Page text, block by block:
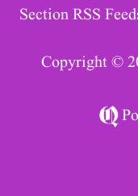
Section RSS
Copyright ©